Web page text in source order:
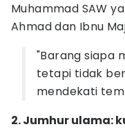
Muhammad SAW
Ahmad dan Ibnu
"Barang siapa
tetapi tidak
mendekati
2. Jumhur ulama: